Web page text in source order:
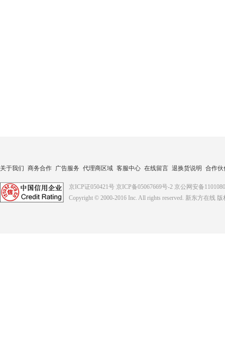
关于我们 商务合作 广告服务 代理商区域 客服中心 在线留言 退换货说明 合作伙
京ICP证050421号 京ICP备05067669号-2 京公网安备
Copyright © 2000-2016 Inc. All rights reserved. 新东方在线